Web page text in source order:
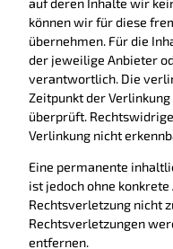
können wir für diese
übernehmen. Für die
der jeweilige Anbieter
verantwortlich. Die
Zeitpunkt der
überprüft.
Verlinkung nicht
Eine permanente
ist jedoch ohne
Rechtsverletzung nicht
Rechtsverletzungen
entfernen.